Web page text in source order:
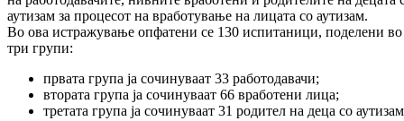
аутизам за процесот на вработување на лицата со аутизам.
Во ова истражување опфатени се 130 испитаници, поделени во
три групи:
првата група ја сочинуваат 33 работодавачи;
втората група ја сочинуваат 66 вработени лица;
третата група ја сочинуваат 31 родител на деца со